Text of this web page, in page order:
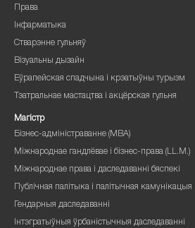
Права
Інфарматыка
Стварэнне гульняў
Візуальны дызайн
Еўрапейская спадчына і крэатыўны турызм
Тэатральнае мастацтва і акцёрская гульня
Магістр
Бізнес-адміністраванне (MBA)
Міжнароднае гандлёвае і бізнес-права (LL.M.)
Міжнароднае права і даследаванні бяспекі
Публічная палітыка і палітычная камунікацыя
Гендарныя даследаванні
Інтэгратыўныя ўрбаністычныя даследаванні